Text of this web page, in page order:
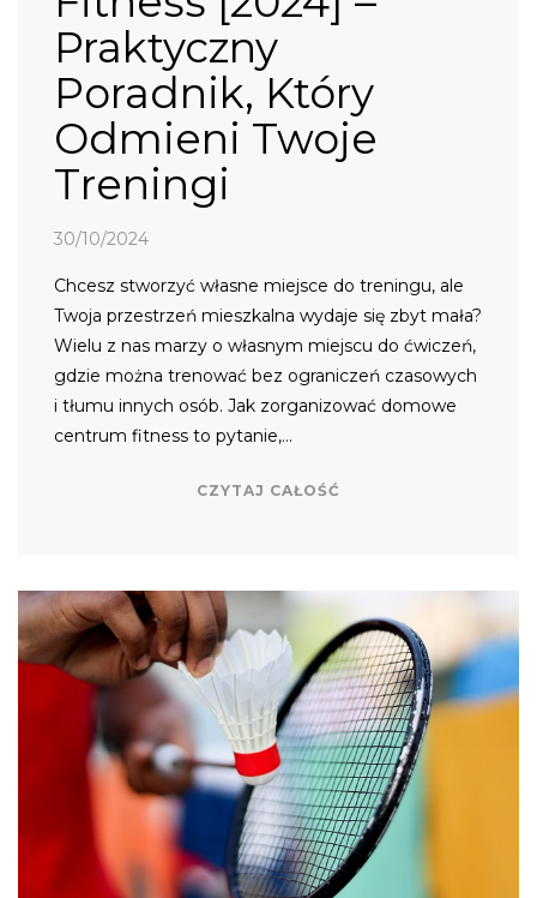
Praktyczny
Poradnik, Który
Odmieni Twoje
Treningi
30/10/2024
Chcesz stworzyć własne miejsce do treningu, ale
Twoja przestrzeń mieszkalna wydaje się zbyt mała?
Wielu z nas marzy o własnym miejscu do ćwiczeń,
gdzie można trenować bez ograniczeń czasowych
i tłumu innych osób. Jak zorganizować domowe
centrum fitness to pytanie,…
CZYTAJ CAŁOŚĆ